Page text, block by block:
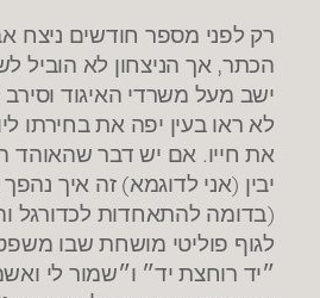
רק לפני מספר חודשים ניצח
הכתר, אך הניצחון לא הוביל
ישב מעל משרדי האיגוד
לא ראו בעין יפה את בחירתו
את חייו. אם יש דבר שהאוהד
יבין (אני לדוגמא) זה איך
(בדומה להתאחדות לכדורגל
לגוף פוליטי מושחת שבו
״יד רוחצת יד״ ו״שמור לי